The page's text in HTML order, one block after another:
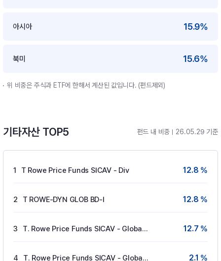
아시아 15.9%
북미 15.6%
위 비중은 주식과 ETF에 한해서 계산된 값입니다. (펀드제외)
기타자산 TOP5 펀드 내 비중 26.05.29 기준
1 T Rowe Price Funds SICAV - Div 12.8 %
2 T ROWE-DYN GLOB BD-I 12.8 %
3 T. Rowe Price Funds SICAV - Global Gove 12.7 %
4 T. Rowe Price Funds SICAV - Global Aggre 2.1 %